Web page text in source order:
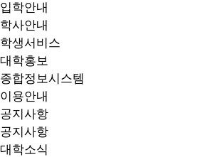
입학안내
학사안내
학생서비스
대학홍보
종합정보시스템
이용안내
공지사항
공지사항
대학소식